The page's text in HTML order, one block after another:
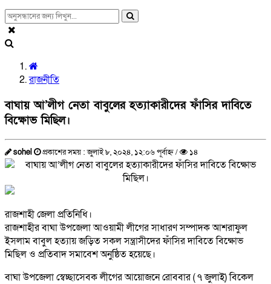
রাজনীতি
বাঘায় আ’লীগ নেতা বাবুলের হত্যাকারীদের ফাঁসির দাবিতে
বিক্ষোভ মিছিল।
sohel প্রকাশের সময় : জুলাই ৮, ২০২৪, ১২:০৬ পূর্বাহ্ন / ১৪
রাজশাহী জেলা প্রতিনিধি।
রাজশাহীর বাঘা উপজেলা আওয়ামী লীগের সাধারণ সম্পাদক আশরাফুল
ইসলাম বাবুল হত্যায় জড়িত সকল সন্ত্রাসীদের ফাঁসির দাবিতে বিক্ষোভ
মিছিল ও প্রতিবাদ সমাবেশ অনুষ্ঠিত হয়েছে।
বাঘা উপজেলা স্বেচ্ছাসেবক লীগের আয়োজনে রোববার ( ৭ জুলাই) বিকেল